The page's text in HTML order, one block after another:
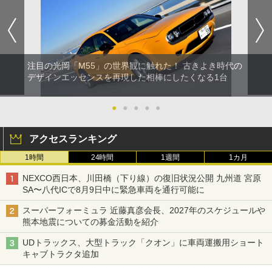
注目の光岡「M55」の世界観に触れた！ 古きよき時代の
デザインエッセンスを再現した相棒にしたくなる1台
● ● ● ● ●
アクセスランキング
1時間 24時間 1週間 1カ月
NEXCO西日本、川田橋（下り線）の復旧状況公開 九州道 宮原
SA〜八代ICで8月9日中に緊急車両を通行可能に
スーパーフォーミュラ 近藤真彦会長、2027年のスケジュールや
熊本地震についての募金活動を紹介
UDトラックス、大型トラック「クオン」に車両運搬用ショート
キャブトラクタ追加